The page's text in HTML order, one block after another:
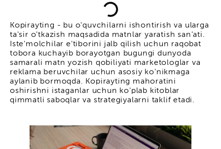
Kopirayting - bu o'quvchilarni ishontirish va ularga
ta'sir o'tkazish maqsadida matnlar yaratish san'ati.
Iste'molchilar e'tiborini jalb qilish uchun raqobat
tobora kuchayib borayotgan bugungi dunyoda
samarali matn yozish qobiliyati marketologlar va
reklama beruvchilar uchun asosiy ko'nikmaga
aylanib bormoqda. Kopirayting mahoratini
oshirishni istaganlar uchun ko'plab kitoblar
qimmatli saboqlar va strategiyalarni taklif etadi.